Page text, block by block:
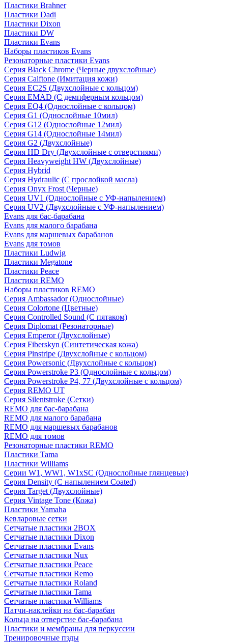
Пластики Brahner
Пластики Dadi
Пластики Dixon
Пластики DW
Пластики Evans
Наборы пластиков Evans
Резонаторные пластики Evans
Серия Black Chrome (Черные двухслойные)
Серия Calftone (Имитация кожи)
Серия EC2S (Двухслойные с кольцом)
Серия EMAD (С демпферным кольцом)
Серия EQ4 (Однослойные с кольцом)
Серия G1 (Однослойные 10мил)
Серия G12 (Однослойные 12мил)
Серия G14 (Однослойные 14мил)
Серия G2 (Двухслойные)
Серия HD Dry (Двухслойные с отверстиями)
Серия Heavyweight HW (Двухслойные)
Серия Hybrid
Серия Hydraulic (С прослойкой масла)
Серия Onyx Frost (Черные)
Серия UV1 (Однослойные с УФ-напылением)
Серия UV2 (Двухслойные с УФ-напылением)
Evans для бас-барабана
Evans для малого барабана
Evans для маршевых барабанов
Evans для томов
Пластики Ludwig
Пластики Megatone
Пластики Peace
Пластики REMO
Наборы пластиков REMO
Серия Ambassador (Однослойные)
Серия Colortone (Цветные)
Серия Controlled Sound (С пятаком)
Серия Diplomat (Резонаторные)
Серия Emperor (Двухслойные)
Серия Fiberskyn (Синтетическая кожа)
Серия Pinstripe (Двухслойные с кольцом)
Серия Powersonic (Двухслойные с кольцом)
Серия Powerstroke P3 (Однослойные с кольцом)
Серия Powerstroke P4, 77 (Двухслойные с кольцом)
Серия REMO UT
Серия Silentstroke (Сетки)
REMO для бас-барабана
REMO для малого барабана
REMO для маршевых барабанов
REMO для томов
Резонаторные пластики REMO
Пластики Tama
Пластики Williams
Серии W1, WW1, W1xSC (Однослойные глянцевые)
Серия Density (C напылением Coated)
Серия Target (Двухслойные)
Серия Vintage Tone (Кожа)
Пластики Yamaha
Кевларовые сетки
Сетчатые пластики 2BOX
Сетчатые пластики Dixon
Сетчатые пластики Evans
Сетчатые пластики Nux
Сетчатые пластики Peace
Сетчатые пластики Remo
Сетчатые пластики Roland
Сетчатые пластики Tama
Сетчатые пластики Williams
Патчи-наклейки на бас-барабан
Кольца на отверстие бас-барабана
Пластики и мембраны для перкуссии
Тренировочные пэды